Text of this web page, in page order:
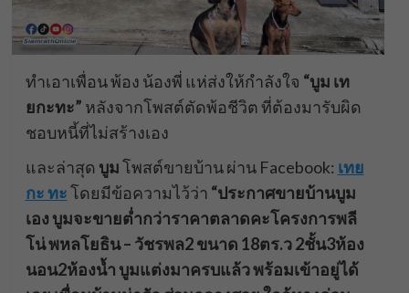
ทำเอาเพื่อน พ้อง น้องพี่ แห่ส่งให้กำลังใจ “บูม เท
ยกะทะ” หลังจากโพสต์ตัดพ้อชีวิต ที่ต้องมารับผิด
ชอบหนี้ที่ไม่สร้างเอง
และล่าสุด บูมโพสต์ขายบ้าน ผ่าน Facebook: เทย
กะ ทะโดยมีข้อความไว้ว่า “ประกาศขายบ้านบูม
เอง บูมจะขายต่ำกว่าราคาตลาดคะโครงการพลี
โน่ พหลโยธิน – วัชรพล2 ขนาด 18ตร.ว 2ชั้น3ห้อง
นอน2ห้องน้ำ บูมแต่งมาครบแล้ว พร้อมเข้าอยู่ได้